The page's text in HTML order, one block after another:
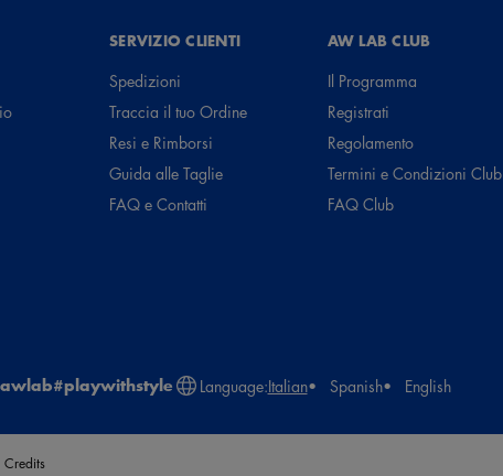
SERVIZIO CLIENTI
Spedizioni
Traccia il tuo Ordine
Resi e Rimborsi
Guida alle Taglie
FAQ e Contatti
AW LAB CLUB
Il Programma
Registrati
Regolamento
Termini e Condizioni Club
FAQ Club
#playwithstyle Language:Italian Spanish English
Credits